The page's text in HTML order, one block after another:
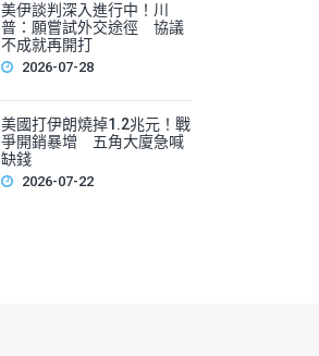
美伊談判深入進行中！川
普：願嘗試外交途徑 協議
不成就再開打
2026-07-28
美國打伊朗燒掉1.2兆元！戰
爭開銷暴增 五角大廈急喊
缺錢
2026-07-22